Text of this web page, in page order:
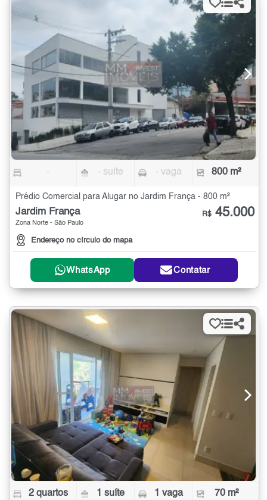
- - suíte - vaga 800 m²
Prédio Comercial para Alugar no Jardim França - 800 m²
Jardim França
Zona Norte - São Paulo
Endereço no círculo do mapa
R$ 45.000
WhatsApp Contatar
2 quartos 1 suíte 1 vaga 70 m²